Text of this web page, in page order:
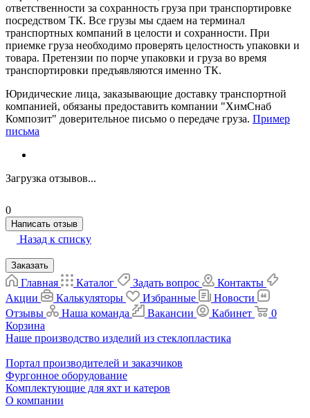
ответственности за сохранность груза при транспортировке
посредством ТК. Все грузы мы сдаем на терминал
транспортных компаний в целости и сохранности. При
приемке груза необходимо проверять целостность упаковки и
товара. Претензии по порче упаковки и груза во время
транспортировки предъявляются именно ТК.
Юридические лица, заказывающие доставку транспортной
компанией, обязаны предоставить компании "ХимСнаб
Композит" доверительное письмо о передаче груза. Пример
письма
Загрузка отзывов...
0
Написать отзыв
Назад к списку
Заказать
Главная Каталог Задать вопрос
Контакты
Акции
Калькуляторы Избранные
Новости
Отзывы
Наша команда Вакансии Кабинет
0
Корзина
Наше производство изделий из стеклопластика
Портал производителей и заказчиков
Фургонное оборудование
Комплектующие для яхт и катеров
О компании